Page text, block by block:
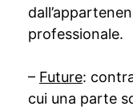
professionale.
– Future:
cui una parte